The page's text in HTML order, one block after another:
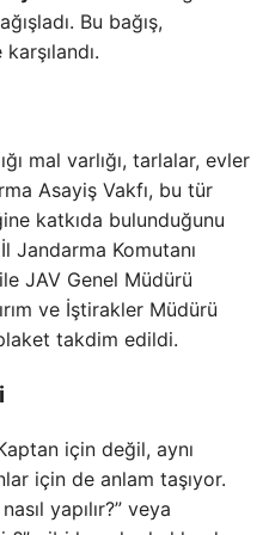
Bu bağış,
mal varlığı, tarlalar, evler
Asayiş Vakfı, bu tür
katkıda bulunduğunu
Jandarma Komutanı
JAV Genel Müdürü
ve İştirakler Müdürü
takdim edildi.
için değil, aynı
için de anlam taşıyor.
yapılır?” veya